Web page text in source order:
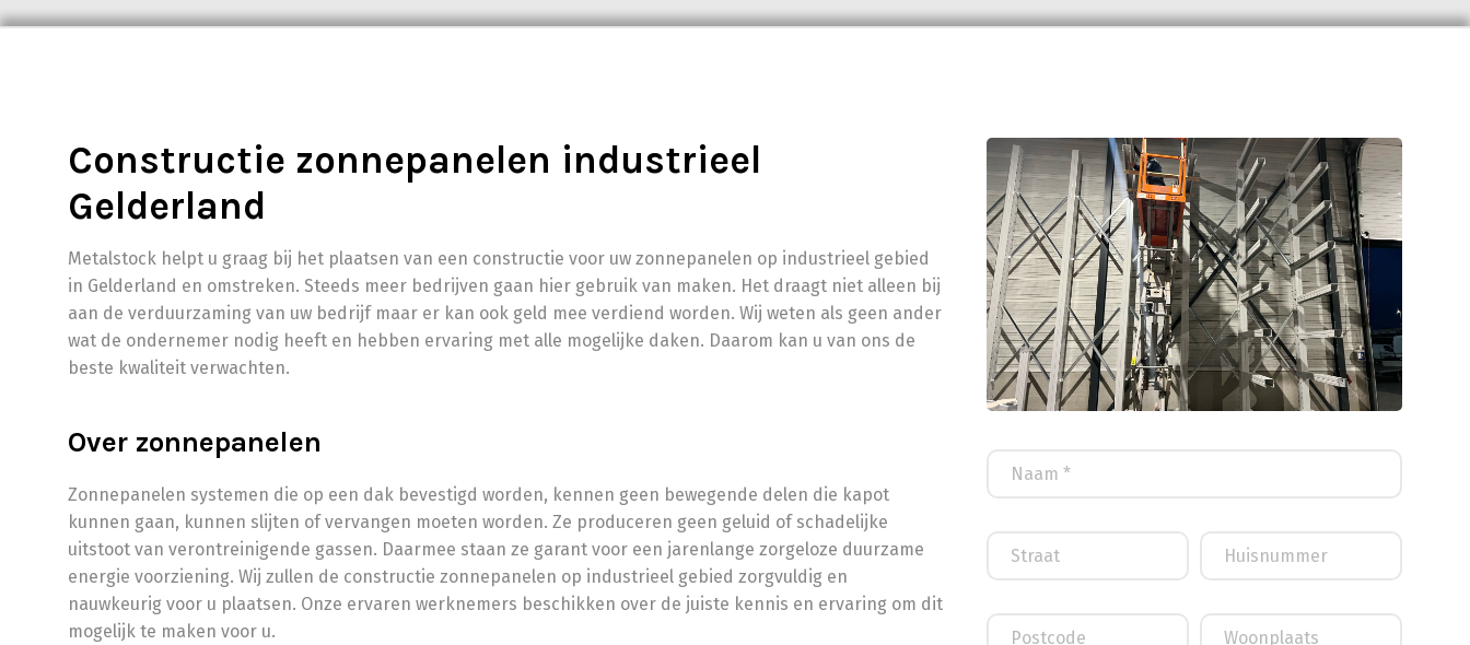
Constructie zonnepanelen industrieel
Gelderland
Metalstock helpt u graag bij het plaatsen van een constructie voor uw zonnepanelen op industrieel gebied
in Gelderland en omstreken. Steeds meer bedrijven gaan hier gebruik van maken. Het draagt niet alleen bij
aan de verduurzaming van uw bedrijf maar er kan ook geld mee verdiend worden. Wij weten als geen ander
wat de ondernemer nodig heeft en hebben ervaring met alle mogelijke daken. Daarom kan u van ons de
beste kwaliteit verwachten.
Over zonnepanelen
Zonnepanelen systemen die op een dak bevestigd worden, kennen geen bewegende delen die kapot
kunnen gaan, kunnen slijten of vervangen moeten worden. Ze produceren geen geluid of schadelijke
uitstoot van verontreinigende gassen. Daarmee staan ze garant voor een jarenlange zorgeloze duurzame
energie voorziening. Wij zullen de constructie zonnepanelen op industrieel gebied zorgvuldig en
nauwkeurig voor u plaatsen. Onze ervaren werknemers beschikken over de juiste kennis en ervaring om dit
mogelijk te maken voor u.